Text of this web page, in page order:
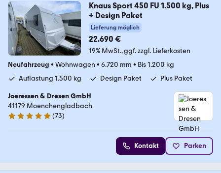
Knaus Sport 450 FU 1.500 kg, Plus
+ Design Paket
Lieferung möglich
22.690 €
19% MwSt. ggf. zzgl. Lieferkosten
Neufahrzeug • Wohnwagen • 6.720 mm • Bis 1.200 kg
Auflastung 1.500 kg
Design Paket Plus Paket
Joeressen & Dresen GmbH
41179 Moenchengladbach
4.8 Sterne
(73)
Kontakt Parken